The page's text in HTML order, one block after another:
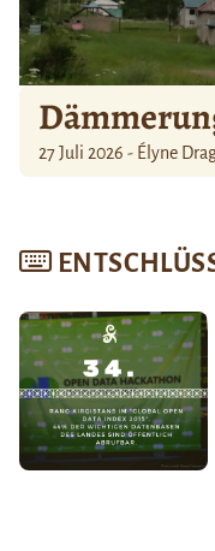
27 Juli 2026 - Élyne